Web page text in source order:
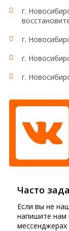
последней
измерить
перемешать и
медицинский
за сутки.
г.
г.
г.
г.
Часто
Если вы не
напишите нам
мессенджерах